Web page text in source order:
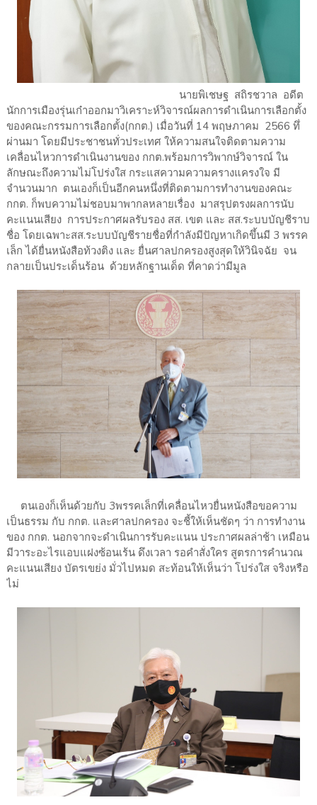
นายพิเชษฐ สถิรชวาล อดีต
นักการเมืองรุ่นเก๋าออกมาวิเคราะห์วิจารณ์ผลการดำเนินการเลือกตั้ง
ของคณะกรรมการเลือกตั้ง(กกต.) เมื่อวันที่ 14 พฤษภาคม 2566 ทึ่
ผ่านมา โดยมีประชาชนทั่วประเทศ ให้ความสนใจติดตามความ
เคลื่อนไหวการดำเนินงานของ กกต.พร้อมการวิพากษ์วิจารณ์ ใน
ลักษณะถึงความไม่โปร่งใส กระแสความความครางแครงใจ มี
จำนวนมาก ตนเองก็เป็นอีกคนหนึ่งที่ติดตามการทำงานของคณะ
กกต. ก็พบความไม่ชอบมาพากลหลายเรื่อง มาสรุปตรงผลการนับ
คะแนนเสียง การประกาศผลรับรอง สส. เขต และ สส.ระบบบัญชีราบ
ชื่อ โดยเฉพาะสส.ระบบบัญชีรายชื่อที่กำลังมีปัญหาเกิดขึ้นมี 3 พรรค
เล็ก ได้ยื่นหนังสือท้วงติง และ ยื่นศาลปกครองสูงสุดให้วินิจฉัย จน
กลายเป็นประเด็นร้อน ด้วยหลักฐานเด็ด ที่คาดว่ามีมูล
ตนเองก็เห็นด้วยกับ 3พรรคเล็กที่เคลื่อนไหวยื่นหนังสือขอความ
เป็นธรรม กับ กกต. และศาลปกครอง จะชี้ให้เห็นชัดๆ ว่า การทำงาน
ของ กกต. นอกจากจะดำเนินการรับคะแนน ประกาศผลล่าช้า เหมือน
มีวาระอะไรแอบแฝงซ้อนเร้น ดึงเวลา รอคำสั่งใคร สูตรการคำนวณ
คะแนนเสียง บัตรเขย่ง มั่วไปหมด สะท้อนให้เห็นว่า โปร่งใส จริงหรือ
ไม่